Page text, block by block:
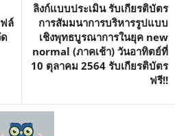
ล์
ลิงก์แบบประเมิน รับเกียรติบัตร
การสัมมนาการบริหารรูปแบบ
เชิงพุทธบูรณาการในยุค new
normal (ภาคเช้า) วันอาทิตย์ที่
10 ตุลาคม 2564 รับเกียรติบัตร
ฟรี!!